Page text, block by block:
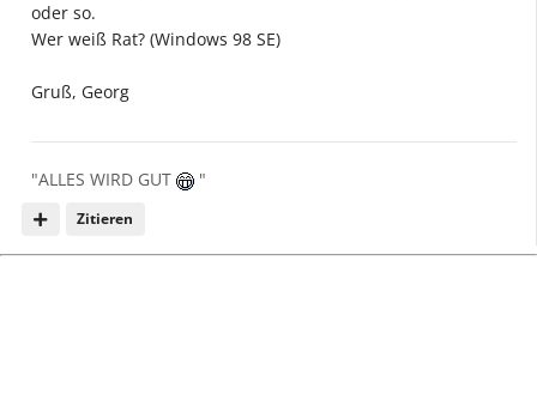
oder so.
Wer weiß Rat? (Windows 98 SE)
Gruß, Georg
Zitieren
"ALLES WIRD GUT "